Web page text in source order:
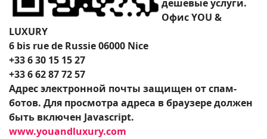
дешевые услуги.
Офис YOU &
LUXURY
6 bis rue de Russie 06000 Nice
+33 6 30 15 15 27
+33 6 62 87 72 57
Адрес электронной почты защищен от спам-
ботов. Для просмотра адреса в браузере должен
быть включен Javascript.
www.youandluxury.com